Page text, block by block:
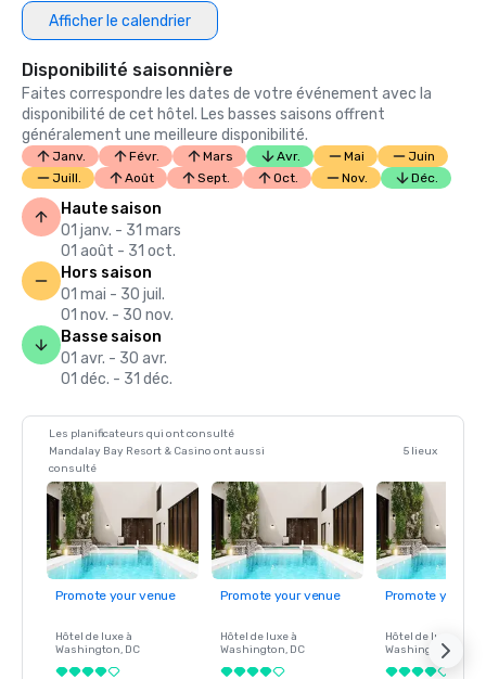
Afficher le calendrier
Disponibilité saisonnière
Faites correspondre les dates de votre événement avec la
disponibilité de cet hôtel. Les basses saisons offrent
généralement une meilleure disponibilité.
Janv. Févr. Mars Avr. Mai
Juin
Juill.
Août Sept. Oct. Nov. Déc.
Haute saison
01 janv. - 31 mars
01 août - 31 oct.
Hors saison
01 mai - 30 juil.
01 nov. - 30 nov.
Basse saison
01 avr. - 30 avr.
01 déc. - 31 déc.
Les planificateurs qui ont consulté
Mandalay Bay Resort & Casino ont aussi
consulté
5 lieux
Promote your venue
Hôtel de luxe à
Washington, DC
Promote your venue
Hôtel de luxe à
Washington, DC
Promote your
Hôtel de luxe à
Washington